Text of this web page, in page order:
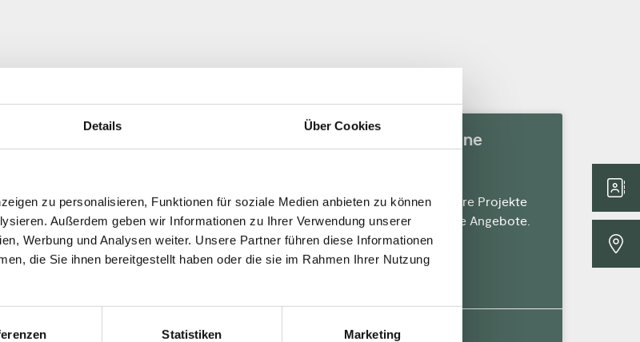
Details Über Cookies
zu personalisieren, Funktionen für soziale Medien anbieten zu können
Außerdem geben wir Informationen zu Ihrer Verwendung unserer
Werbung und Analysen weiter. Unsere Partner führen diese Informationen
die Sie ihnen bereitgestellt haben oder die sie im Rahmen Ihrer Nutzung
Statistiken Marketing
Regel sind Angebote zeitlich
abhängig vom Produkt und der
2026
Gibt es objektbezogene
Ja. Für Baustellen und größere Projekte
erstellen wir objektbezogene Angebote.
MEHR »
16. Februar 2026 Keine Kommentare